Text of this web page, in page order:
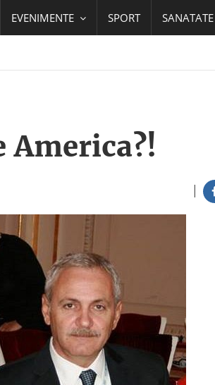
EVENIMENTE SPORT SANATATE
America?!
|